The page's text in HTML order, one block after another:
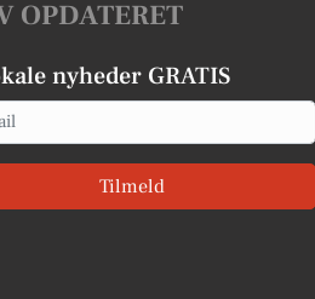
OPDATERET
nyheder GRATIS
Tilmeld